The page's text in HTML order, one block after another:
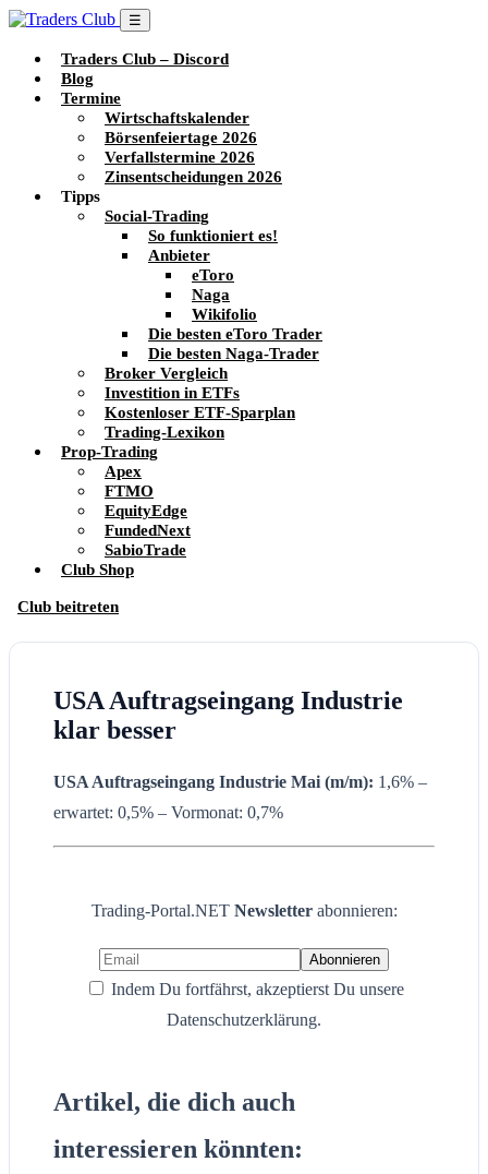
☰
Traders Club – Discord
Blog
Termine
Wirtschaftskalender
Börsenfeiertage 2026
Verfallstermine 2026
Zinsentscheidungen 2026
Tipps
Social-Trading
So funktioniert es!
Anbieter
eToro
Naga
Wikifolio
Die besten eToro Trader
Die besten Naga-Trader
Broker Vergleich
Investition in ETFs
Kostenloser ETF-Sparplan
Trading-Lexikon
Prop-Trading
Apex
FTMO
EquityEdge
FundedNext
SabioTrade
Club Shop
Club beitreten
USA Auftragseingang Industrie
klar besser
USA Auftragseingang Industrie Mai (m/m): 1,6% –
erwartet: 0,5% – Vormonat: 0,7%
Trading-Portal.NET Newsletter abonnieren:
Indem Du fortfährst, akzeptierst Du unsere
Datenschutzerklärung.
Artikel, die dich auch
interessieren könnten: